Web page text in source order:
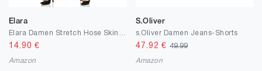
Elara
14.90 €
Amazon
S.Oliver
s.Oliver Damen Jeans-Shorts
47.92 € 49.99
Amazon